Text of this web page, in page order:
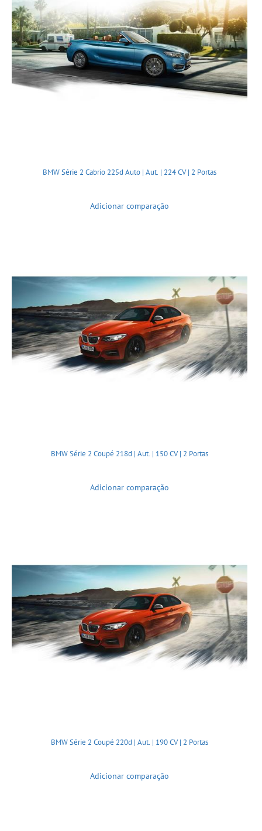
BMW Série 2 Cabrio 225d Auto | Aut. | 224 CV | 2 Portas
Adicionar comparação
BMW Série 2 Coupé 218d | Aut. | 150 CV | 2 Portas
Adicionar comparação
BMW Série 2 Coupé 220d | Aut. | 190 CV | 2 Portas
Adicionar comparação